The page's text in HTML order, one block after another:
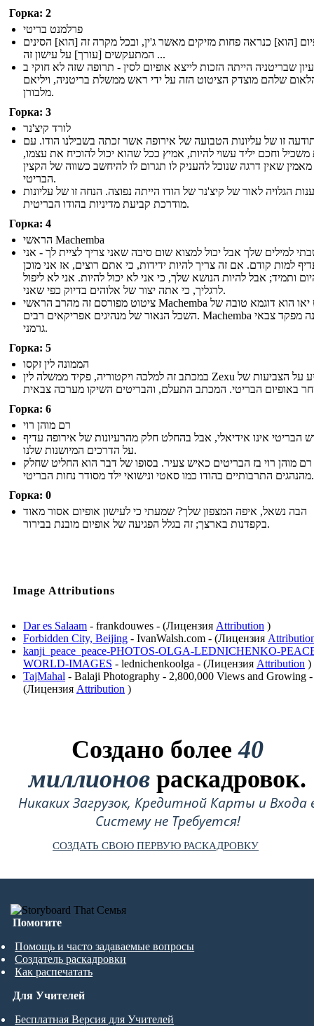
Горка: 2
פרלמנט בריטי
[הוא] כנראה פחות מזיקים מאשר ג'ין, ובכל מקרה זה [הוא] הסינים
המתעקשים [עורך] על עישון זה ...
שבריטניה הייתה הזכות לייצא אופיום לסין - תרופה שזה לא חוקי ב
שלהם מוצדק הציטוט הזה על ידי ראש ממשלת בריטניה, ויליאם
מלבורן.
Горка: 3
לורד קיצ'נר
תודעה זו של עליונות הטבועה של אירופה אשר זכתה בשבילנו הודו. עם
משכיל וחכם יליד עשוי להיות, אמיץ ככל שהוא יכול להוכיח את עצמו,
מאמין שאין דרגה שנוכל להעניק לו תגרום לו להיחשב כשווה של הקצין
הבריטי.
הגלויה לאור של קיצ'נר של הודו הייתה נפוצה. הנחה זו של עליונות
מודרכת קביעת מדיניות בהודו הבריטית.
Горка: 4
הראשי Machemba
למילים שלך אבל יכול למצוא שום סיבה שאני צריך לציית לך - אני
למות קודם. אם זה צריך להיות ידידות, כי אתם רוצים, אז אני מוכן
ותמיד; אבל להיות הנושא שלך, כי אני לא יכול להיות. אני לא ליפול
לרגליך, כי אתה יצור של אלוהים בדיוק כפי שאני.
ציטוט מפורסם זה מהרב הראשי Machemba שבט יאו הוא דוגמא טובה של
השכל הנאור של מנהיגים אפריקאים רבים. Machemba הוא פונה מפקד צבאי
גרמני.
Горка: 5
הממונה לין זקסו
במכתב זה למלכה ויקטוריה, פקיד ממשלה לין Zexu מצביע על הצביעות של
Горка: 6
רם מוהן רוי
הבריטי אינו אידיאלי, אבל בהחלט חלק מהרעיונות של אירופה עדיף
על הדרכים המיושנות שלנו.
רם מוהן רוי בז הבריטים כאיש צעיר. בסופו של דבר הוא החליט שחלק
מהנהגים התרבותיים בהודו כמו סאטי ונישואי ילד מסודר נחות הבריטי.
Горка: 0
הבה נשאל, איפה המצפון שלך? שמעתי כי לעישון אופיום אסור מאוד
בקפדנות בארצך; זה בגלל הפגיעה של אופיום מובנת בבירור.
Image Attributions
Dar es Salaam - frankdouwes - (Лицензия Attribution )
Forbidden City, Beijing - IvanWalsh.com - (Лицензия
kanji_peace_peace-PHOTOS-OLGA-LEDNICHENKO-
WORLD-IMAGES - lednichenkoolga - (Лицензия Attribution )
TajMahal - Balaji Photography - 2,800,000 Views and Growing -
(Лицензия Attribution )
Создано более40
миллионов раскадровок.
Никаких Загрузок, Кредитной Карты и Входа
Систему не Требуется!
СОЗДАТЬ СВОЮ ПЕРВУЮ РАСКАДРОВКУ
Помогите
Помощь и часто задаваемые вопросы
Создатель раскадровки
Как распечатать
Для Учителей
Бесплатная Версия для Учителей